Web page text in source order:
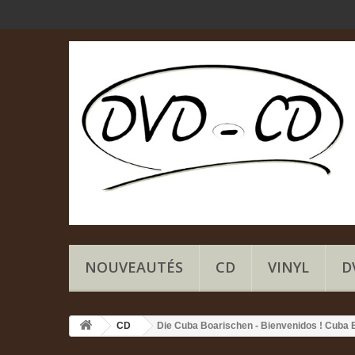
NOUVEAUTÉS CD VINYL
CD Die Cuba Boarischen - Bienvenidos ! Cuba